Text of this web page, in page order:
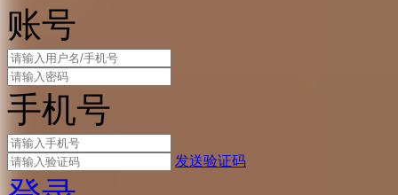
账号
手机号
发送验证码